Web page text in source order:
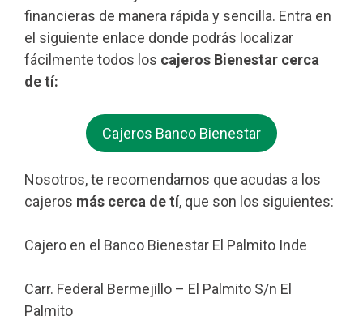
financieras de manera rápida y sencilla. Entra en
el siguiente enlace donde podrás localizar
fácilmente todos los cajeros Bienestar cerca
de tí:
Cajeros Banco Bienestar
Nosotros, te recomendamos que acudas a los
cajeros más cerca de tí, que son los siguientes:
Cajero en el Banco Bienestar El Palmito Inde
Carr. Federal Bermejillo – El Palmito S/n El
Palmito